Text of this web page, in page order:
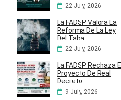
22 July, 2026
La FADSP Valora La
Reforma De La Ley
Del Taba
22 July, 2026
La FADSP Rechaza El
Proyecto De Real
Decreto
9 July, 2026